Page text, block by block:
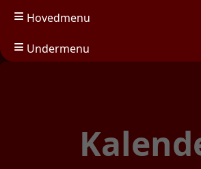
Hovedmenu
Undermenu